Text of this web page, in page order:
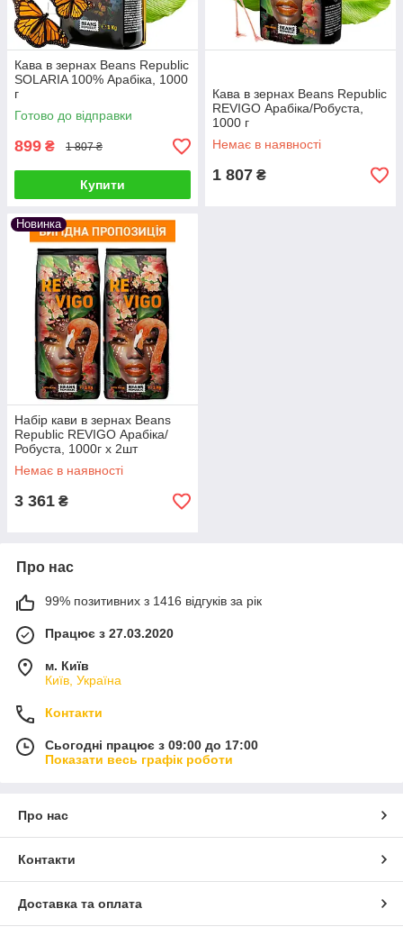
Кава в зернах Beans Republic
SOLARIA 100% Арабіка, 1000
г
Готово до відправки
899 ₴ 1 807 ₴
Купити
Кава в зернах Beans Republic
REVIGO Арабіка/Робуста,
1000 г
Немає в наявності
1 807 ₴
Новинка
Набір кави в зернах Beans
Republic REVIGO Арабіка/
Робуста, 1000г х 2шт
Немає в наявності
3 361 ₴
Про нас
99% позитивних з 1416 відгуків за рік
Працює з 27.03.2020
м. Київ
Київ, Україна
Контакти
Сьогодні працює з 09:00 до 17:00
Показати весь графік роботи
Про нас
Контакти
Доставка та оплата